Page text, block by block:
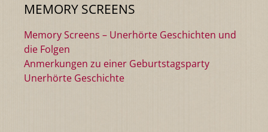
MEMORY SCREENS
Memory Screens – Unerhörte Geschichten und
die Folgen
Anmerkungen zu einer Geburtstagsparty
Unerhörte Geschichte